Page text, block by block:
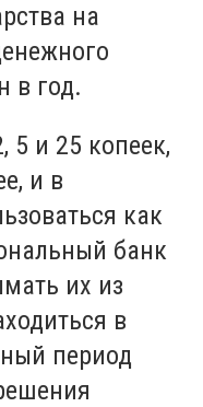
на
в год.
и 25 копеек,
и в
как
банк
их из
в
период